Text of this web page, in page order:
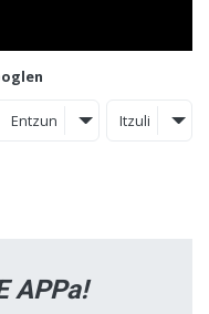
Entzun Itzuli
APPa!